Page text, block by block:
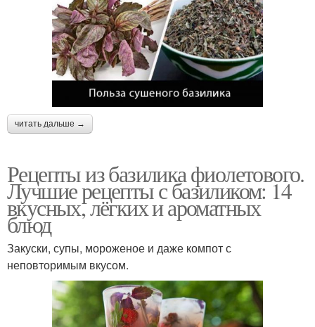
читать дальше →
Рецепты из базилика фиолетового.
Лучшие рецепты с базиликом: 14
вкусных, лёгких и ароматных
блюд
Закуски, супы, мороженое и даже компот с
неповторимым вкусом.